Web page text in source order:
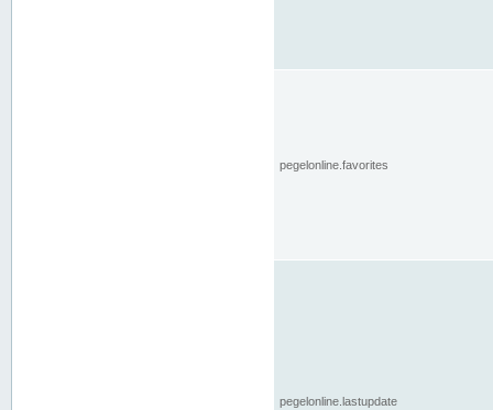
pegelonline.favorites
pegelonline.lastupdate